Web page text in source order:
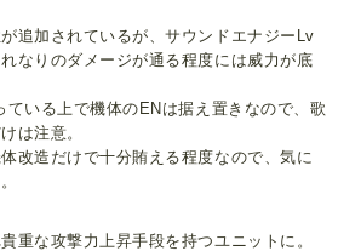
追加されているが、サウンドエナジーLv
なりのダメージが通る程度には威力が底
ている上で機体のENは据え置きなので、歌
は注意。
改造だけで十分賄える程度なので、気に
重な攻撃力上昇手段を持つユニットに。